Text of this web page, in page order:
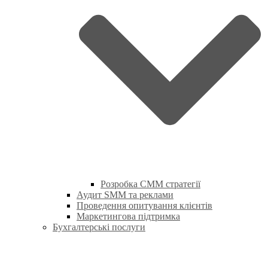
Розробка СММ стратегії
Аудит SMM та реклами
Проведення опитування клієнтів
Маркетингова підтримка
Бухгалтерські послуги